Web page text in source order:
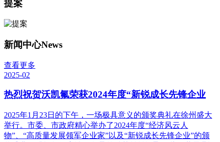
提案
新闻中心News
查看更多
2025-02
热烈祝贺沃凯氟荣获2024年度“新锐成长先锋企业
2025年1月23日的下午，一场极具意义的颁奖典礼在徐州盛大
举行。市委、市政府精心举办了2024年度“经济风云人
物”、“高质量发展领军企业家”以及“新锐成长先锋企业”的颁